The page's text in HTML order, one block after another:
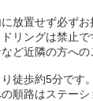
放置せず必ずお
リングは禁止で
ど近隣の方への
徒歩約5分です。
順路はステー